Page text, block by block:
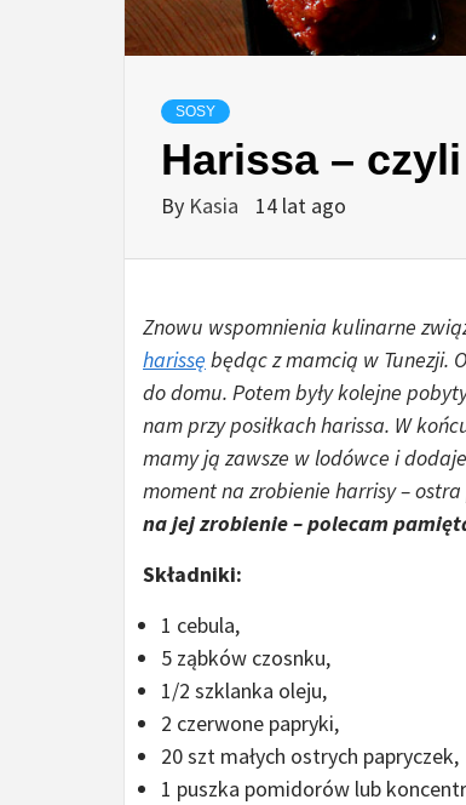
SOSY
Harissa –
By Kasia 14 lat ago
Znowu wspomnienia kulinarne
harissę będąc z mamcią w Tunezji.
do domu. Potem były kolejne
nam przy posiłkach harissa. W
mamy ją zawsze w lodówce i
moment na zrobienie harrisy –
na jej zrobienie – polecam
Składniki:
1 cebula,
5 ząbków czosnku,
1/2 szklanka oleju,
2 czerwone papryki,
20 szt małych ostrych papryczek,
1 puszka pomidorów lub